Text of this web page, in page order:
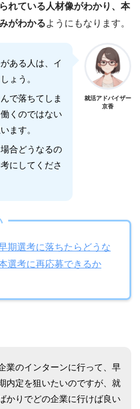
れている人材像がわかり、本
がわかるようにもなります。
ある人は、イ
ょう。
で落ちてしま
くのではない
ます。
合どうなるの
にしてくださ
就活アドバイザー
京香
期選考に落ちたらどうな
選考に再応募できるか
業のインターンに行って、早
内定を狙いたいのですが、就
かりでどの企業に行けば良い